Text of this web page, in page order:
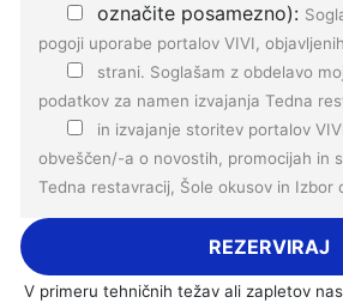
označite posamezno):
pogoji uporabe portalov VIVI,
strani. Soglašam zobdelavo
podatkov za namen izvajanja Tedna
in izvajanje storitev portalov
obveščen/-a o novostih, promocijah in
Tedna restavracij, Šole okusov in Izbor
REZERVIRAJ
V primeru tehničnih težav ali zapletov